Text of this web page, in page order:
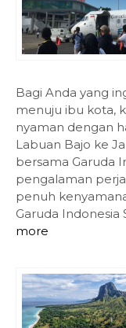
Bagi Anda yang
menuju ibu kota,
nyaman dengan
Labuan Bajo ke
bersama Garuda
pengalaman
penuh
Garuda Indonesia
more